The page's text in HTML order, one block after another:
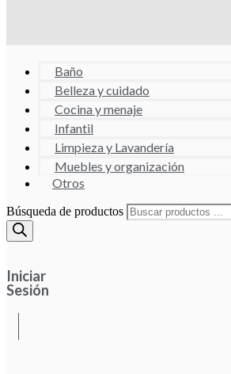
Baño
Belleza y cuidado
Cocina y menaje
Infantil
Limpieza y Lavandería
Muebles y organización
Otros
Búsqueda de productos
Iniciar
Sesión